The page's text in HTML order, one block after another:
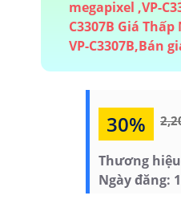
30%
Thương
Ngày đăng: